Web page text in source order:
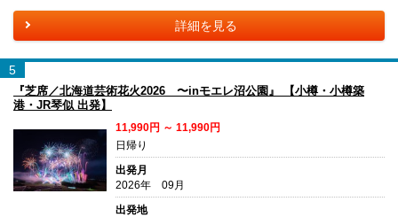
詳細を見る
5
『芝席／北海道芸術花火2026 〜inモエレ沼公園』 【小樽・小樽築
港・JR琴似 出発】
11,990円 ～ 11,990円
日帰り
出発月
2026年 09月
出発地